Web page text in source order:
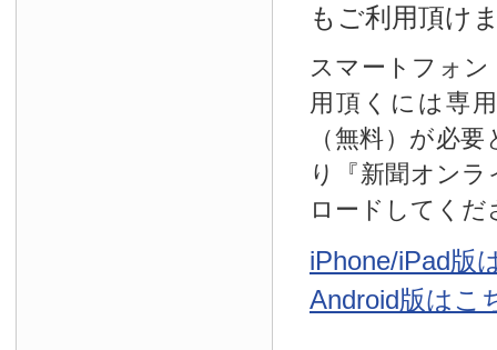
もご利用頂け
スマートフォ
用頂くには専
（無料）が必
り『新聞オン
ロードしてくだ
iPhone/iPad版
Android版はこ